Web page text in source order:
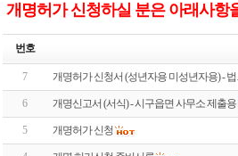
개명허가 신청하실 분은 아래사항
번호
7 개명허가 신청서 (성년자용 미성년자용) -
6 개명신고서 (서식) - 시구읍면 사무소 제출용
5 개명허가 신청